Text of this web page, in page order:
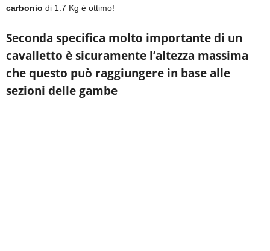
carbonio di 1.7 Kg è ottimo!
Seconda specifica molto importante di un
cavalletto è sicuramente l’altezza massima
che questo può raggiungere in base alle
sezioni delle gambe